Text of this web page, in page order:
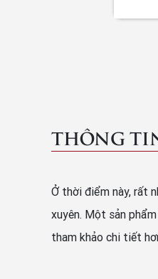
THÔNG
Ở thời điểm này, rất
xuyên. Một sản
tham khảo chi tiết